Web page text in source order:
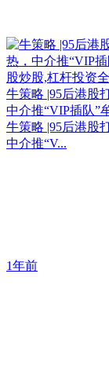
牛策略 |95后港股
中介推“VIP插队”
牛策略 |95后港股
中介推“V...
1年前